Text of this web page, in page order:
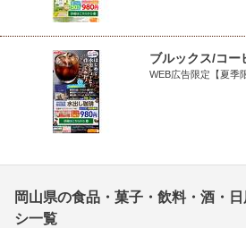
ブルックス/コー
WEB広告限定【夏季
岡山県の食品・菓子・飲料・酒・
シ一覧